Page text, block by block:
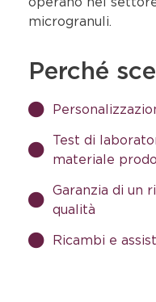
operano nel
microgranuli.
Perché
Test di
materiale
Garanzia di un
qualità
Ricambi e